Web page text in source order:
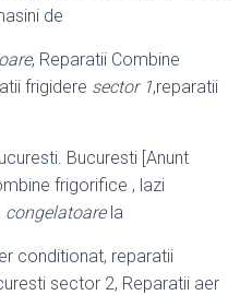
de
, Reparatii Combine
frigidere sector 1,reparatii
Bucuresti [Anunt
frigorifice , lazi
congelatoarela
conditionat, reparatii
sector 2, Reparatii aer